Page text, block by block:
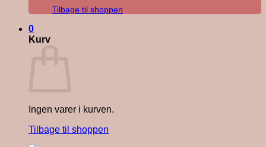
Tilbage til shoppen
0
Kurv
Ingen varer i kurven.
Tilbage til shoppen